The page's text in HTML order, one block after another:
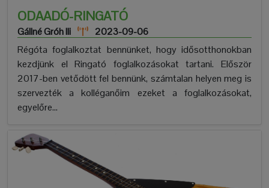
ODAADÓ-RINGATÓ
Gállné Gróh Ili
2023-09-06
Régóta foglalkoztat bennünket, hogy idősotthonokban
kezdjünk el Ringató foglalkozásokat tartani. Először
2017-ben vetődött fel bennünk, számtalan helyen meg is
szervezték a kolléganőim ezeket a foglalkozásokat,
egyelőre...